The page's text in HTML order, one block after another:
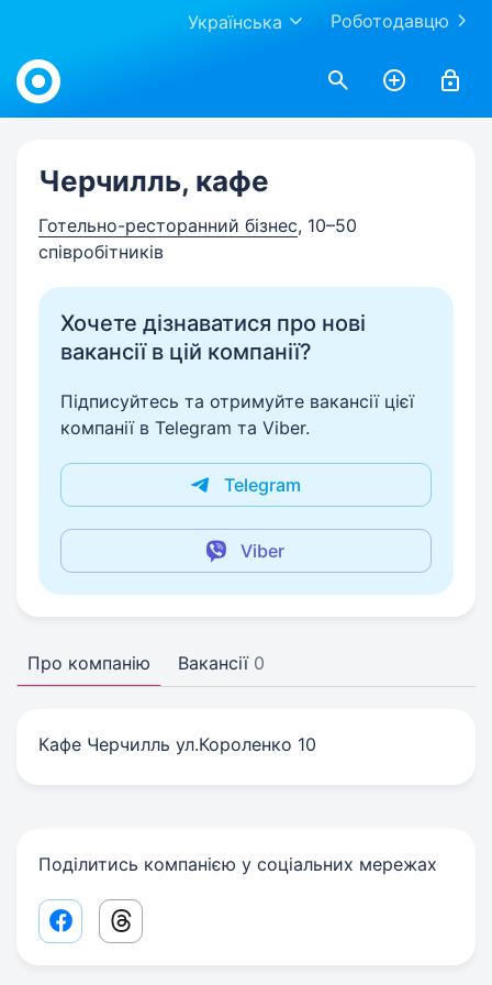
Роботодавцю
Українська
Work.ua
Черчилль, кафе
Готельно-ресторанний бізнес, 10–50
співробітників
Хочете дізнаватися про нові
вакансії в цій компанії?
Підписуйтесь та отримуйте вакансії цієї
компанії в Telegram та Viber.
Telegram
Viber
Про компанію Вакансії 0
Кафе Черчилль ул.Короленко 10
Поділитись компанією у соціальних мережах
Facebook share link
Threads share link